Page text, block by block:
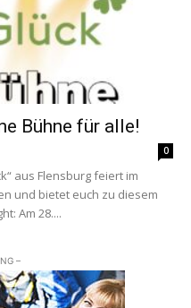
Bühne für alle!
0
aus Flensburg feiert im
und bietet euch zu diesem
Am 28....
–